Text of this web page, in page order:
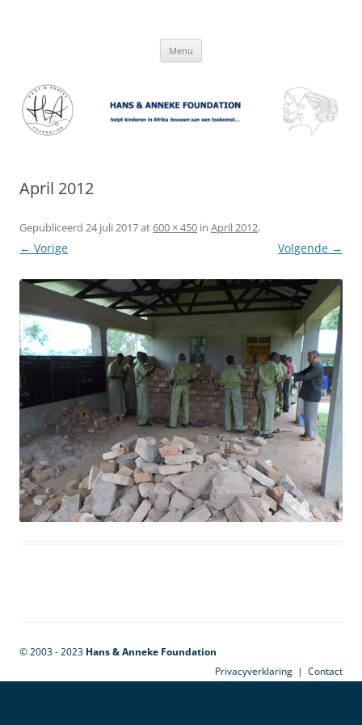
Menu
April 2012
Gepubliceerd 24 juli 2017at600 × 450 in April 2012.
← Vorige Volgende →
© 2003 - 2023 Hans & Anneke Foundation
Privacyverklaring | Contact